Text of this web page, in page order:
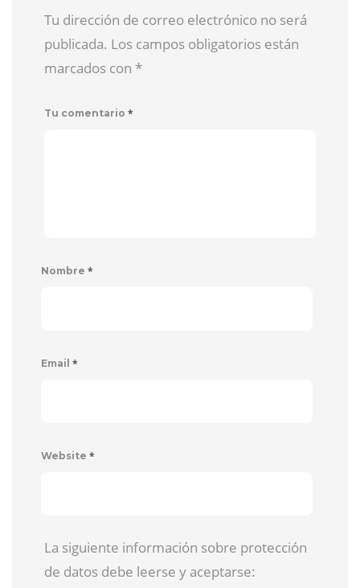
Tu dirección de correo electrónico no será
publicada. Los campos obligatorios están
marcados con *
Tu comentario *
Nombre *
Email *
Website *
La siguiente información sobre protección
de datos debe leerse y aceptarse: